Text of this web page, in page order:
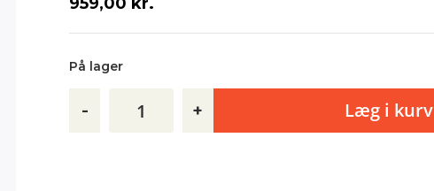
På lager
- + Læg i kurv